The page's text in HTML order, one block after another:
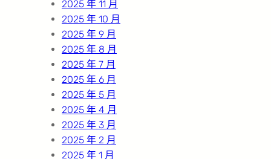
2025 年 11 月
2025 年 10 月
2025 年 9 月
2025 年 8 月
2025 年 7 月
2025 年 6 月
2025 年 5 月
2025 年 4 月
2025 年 3 月
2025 年 2 月
2025 年 1 月